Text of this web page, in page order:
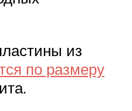
из
по размеру